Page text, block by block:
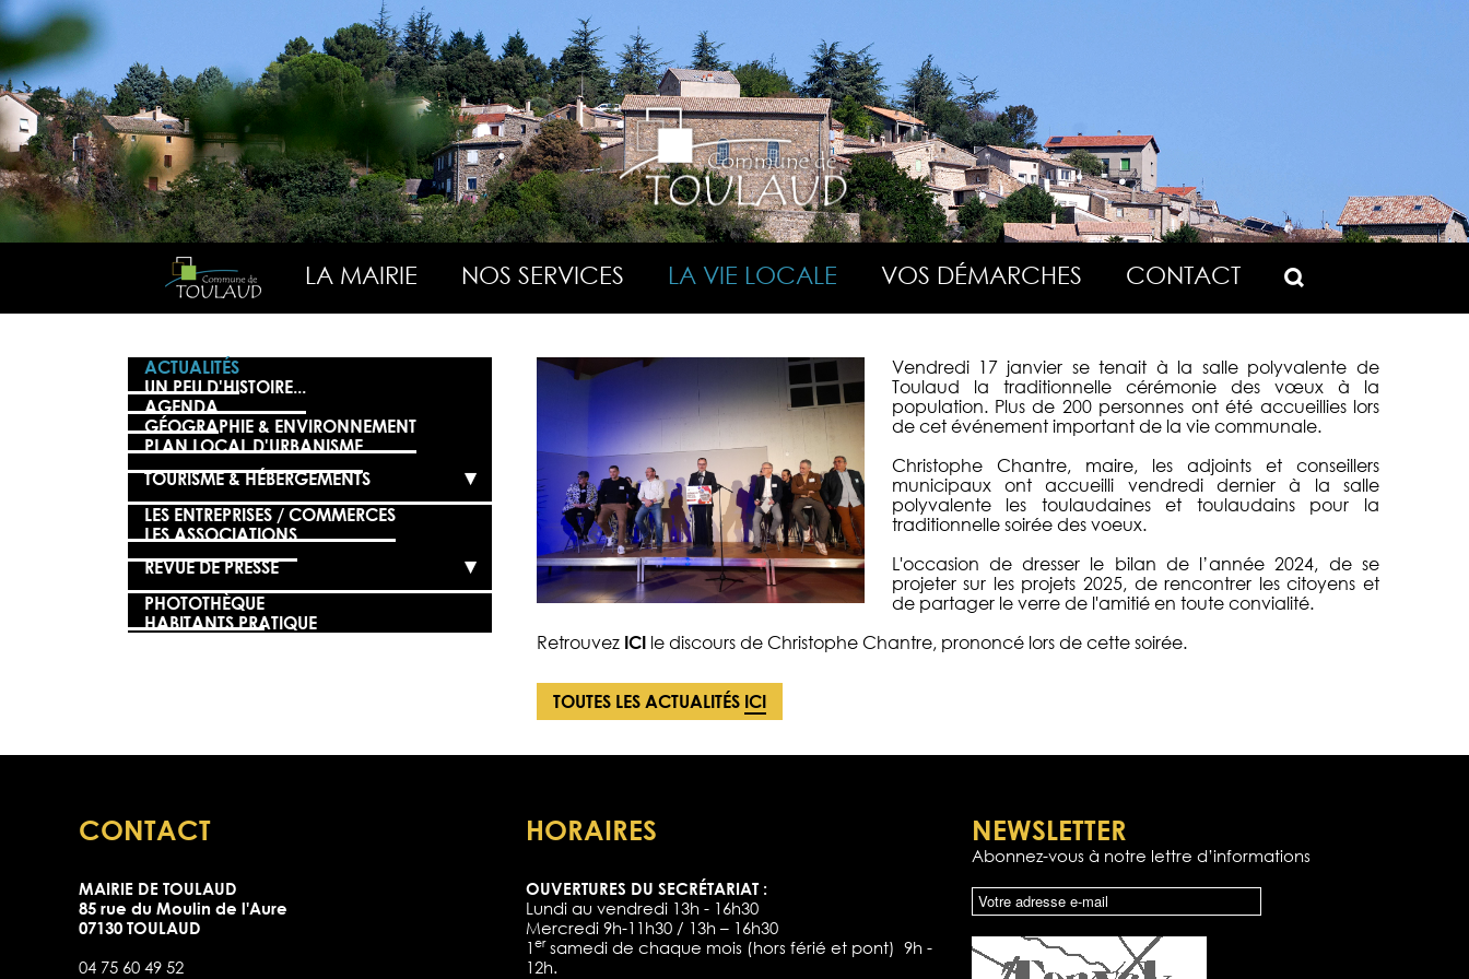
LA MAIRIE NOS SERVICES LA VIE LOCALE VOS DÉMARCHES CONTACT
ACTUALITÉS
UN PEU D'HISTOIRE...
AGENDA
GÉOGRAPHIE & ENVIRONNEMENT
PLAN LOCAL D'URBANISME
TOURISME & HÉBERGEMENTS
LES ENTREPRISES / COMMERCES
LES ASSOCIATIONS
REVUE DE PRESSE
PHOTOTHÈQUE
HABITANTS PRATIQUE
Vendredi 17 janvier se tenait à la salle polyvalente de
Toulaud la traditionnelle cérémonie des vœux à la
population. Plus de 200 personnes ont été accueillies lors
de cet événement important de la vie communale.
Christophe Chantre, maire, les adjoints et conseillers
municipaux ont accueilli vendredi dernier à la salle
polyvalente les toulaudaines et toulaudains pour la
traditionnelle soirée des voeux.
L'occasion de dresser le bilan de l’année 2024, de se
projeter sur les projets 2025, de rencontrer les citoyens et
de partager le verre de l'amitié en toute convialité.
Retrouvez ICIle discours de Christophe Chantre, prononcé lors de cette soirée.
TOUTES LES ACTUALITÉS ICI
CONTACT
MAIRIE DE TOULAUD
85 rue du Moulin de l'Aure
07130 TOULAUD
04 75 60 49 52
HORAIRES
OUVERTURES DU SECRÉTARIAT :
Lundi au vendredi 13h - 16h30
Mercredi 9h-11h30 / 13h – 16h30
1 ersamedi de chaque mois (hors férié et pont) 9h -
12h.
NEWSLETTER
Abonnez-vous à notre lettre d’informations